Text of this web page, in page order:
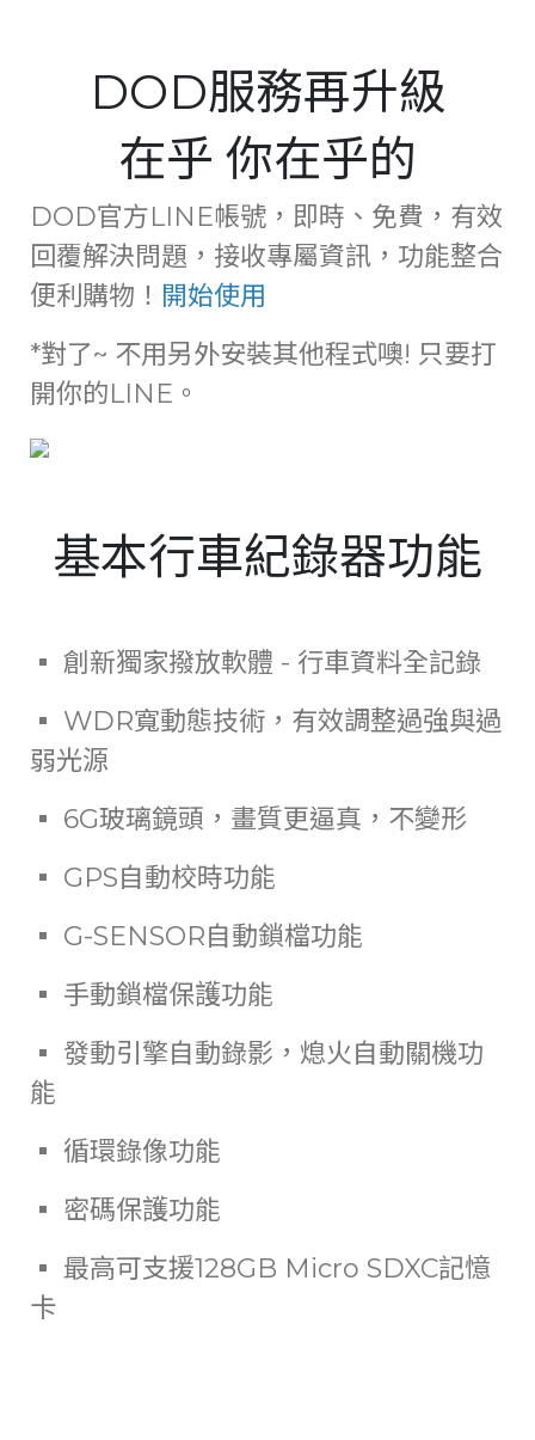
DOD服務再升級
在乎 你在乎的
DOD官方LINE帳號，即時、免費，有效
回覆解決問題，接收專屬資訊，功能整合
便利購物！ 開始使用
*對了~ 不用另外安裝其他程式噢! 只要打
開你的LINE。
基本行車紀錄器功能
▪ 創新獨家撥放軟體 - 行車資料全記錄
▪ WDR寬動態技術，有效調整過強與過
弱光源
▪ 6G玻璃鏡頭，畫質更逼真，不變形
▪ GPS自動校時功能
▪ G-SENSOR自動鎖檔功能
▪ 手動鎖檔保護功能
▪ 發動引擎自動錄影，熄火自動關機功
能
▪ 循環錄像功能
▪ 密碼保護功能
▪ 最高可支援128GB Micro SDXC記憶
卡